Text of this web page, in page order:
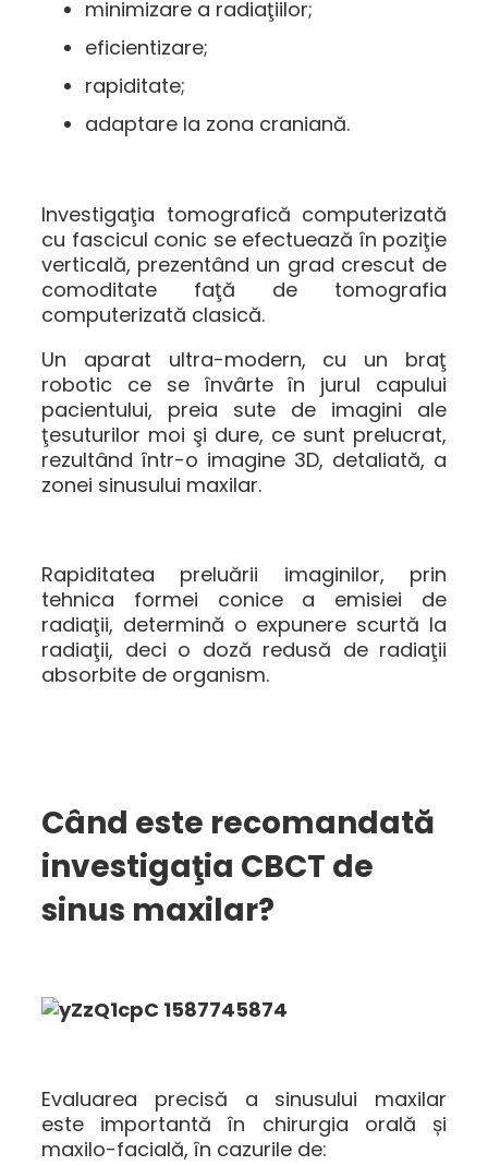
minimizare a radiaţiilor;
eficientizare;
rapiditate;
adaptare la zona craniană.
Investigaţia tomografică computerizată
cu fascicul conic se efectuează în poziţie
verticală, prezentând un grad crescut de
comoditate faţă de tomografia
computerizată clasică.
Un aparat ultra-modern, cu un braţ
robotic ce se învârte în jurul capului
pacientului, preia sute de imagini ale
ţesuturilor moi şi dure, ce sunt prelucrat,
rezultând într-o imagine 3D, detaliată, a
zonei sinusului maxilar.
Rapiditatea preluării imaginilor, prin
tehnica formei conice a emisiei de
radiaţii, determină o expunere scurtă la
radiaţii, deci o doză redusă de radiaţii
absorbite de organism.
Când este recomandată
investigaţia CBCT de
sinus maxilar?
Evaluarea precisă a sinusului maxilar
este importantă în chirurgia orală și
maxilo-facială, în cazurile de: